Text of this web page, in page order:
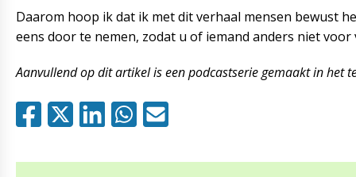
Daarom hoop ik dat ik met dit verhaal mensen bewust
eens door te nemen, zodat u of iemand anders niet
Aanvullend op dit artikel is een podcastserie gemaakt in het